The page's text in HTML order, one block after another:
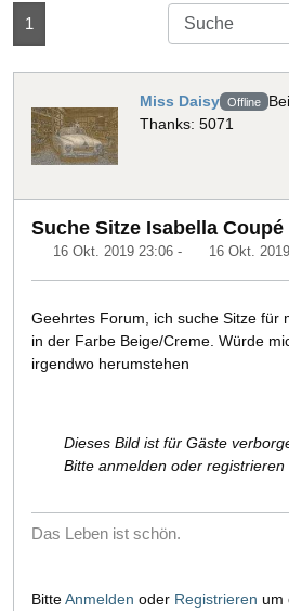
1
Miss Daisy Offline
Thanks: 5071
Suche Sitze Isabella
16 Okt. 2019 23:06 - 16 Okt.
Geehrtes Forum, ich suche Sitze für
in der Farbe Beige/Creme. Würde
irgendwo herumstehen
Dieses Bild ist für Gäste
Bitte anmelden oder registrieren
Das Leben ist schön.
BitteAnmelden oder Registrieren um